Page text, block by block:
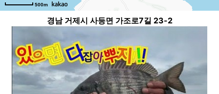
500m
경남 거제시 사등면 가조로7길 23-2